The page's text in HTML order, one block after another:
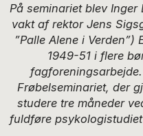
På seminariet blev
vakt af rektor Jens
”Palle Alene i Verden”)
1949-51 i flere
Frøbelseminariet, der
studere tre måneder
fuldføre